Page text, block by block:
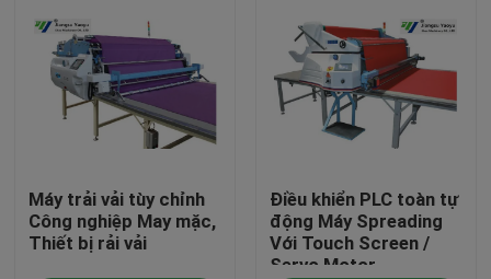
Máy trải vải tùy chỉnh
Công nghiệp May mặc,
Thiết bị rải vải
Điều khiển PLC toàn tự
động Máy Spreading
Với Touch Screen /
Servo Motor